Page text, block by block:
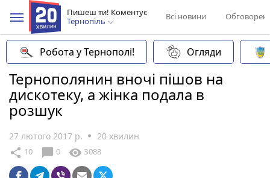
Пишеш ти! Коментує
Тернопіль
Всі новини
Робота у Тернополі! Огляди
Тернополянин вночі пішов на
дискотеку, а жінка подала в
розшук
27 лютого 2017 р. 20 хвилин
share 10 chat_bubble 0 visibility 3088